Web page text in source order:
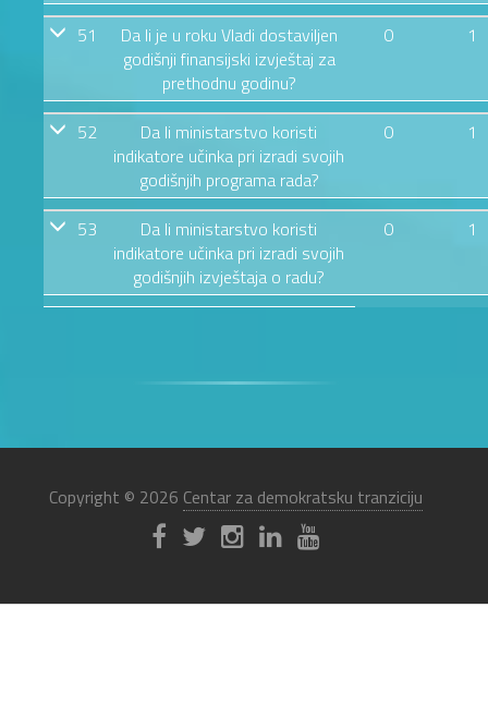
51
Da li je u roku Vladi dostaviljen
godišnji finansijski izvještaj za
prethodnu godinu?
0 1
52
Da li ministarstvo koristi
indikatore učinka pri izradi svojih
godišnjih programa rada?
0 1
53
Da li ministarstvo koristi
indikatore učinka pri izradi svojih
godišnjih izvještaja o radu?
0 1
Copyright © 2026 Centar za demokratsku tranziciju